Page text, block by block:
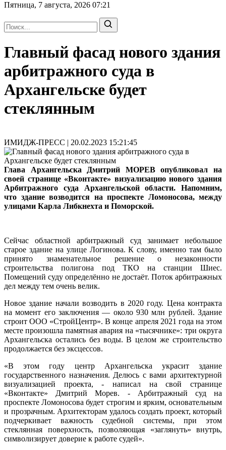
Пятница, 7 августа, 2026 07:21
Главный фасад нового здания
арбитражного суда в
Архангельске будет
стеклянным
ИМИДЖ-ПРЕСС | 20.02.2023 15:21:45
Глава Архангельска Дмитрий МОРЕВ опубликовал на
своей странице «Вконтакте» визуализацию нового здания
Арбитражного суда Архангельской области. Напомним,
что здание возводится на проспекте Ломоносова, между
улицами Карла Либкнехта и Поморской.
Сейчас областной арбитражный суд занимает небольшое
старое здание на улице Логинова. К слову, именно там было
принято знаменательное решение о незаконности
строительства полигона под ТКО на станции Шиес.
Помещений суду определённо не достаёт. Поток арбитражных
дел между тем очень велик.
Новое здание начали возводить в 2020 году. Цена контракта
на момент его заключения — около 930 млн рублей. Здание
строит ООО «СтройЦентр». В конце апреля 2021 года на этом
месте произошла памятная авария на «тысячнике»: три округа
Архангельска остались без воды. В целом же строительство
продолжается без эксцессов.
«В этом году центр Архангельска украсит здание
государственного назначения. Делюсь с вами архитектурной
визуализацией проекта, - написал на свой странице
«Вконтакте» Дмитрий Морев. - Арбитражный суд на
проспекте Ломоносова будет строгим и ярким, основательным
и прозрачным. Архитекторам удалось создать проект, который
подчеркивает важность судебной системы, при этом
стеклянная поверхность, позволяющая «заглянуть» внутрь,
символизирует доверие к работе судей».